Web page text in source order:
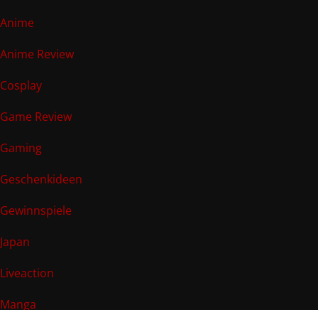
Anime
Anime Review
Cosplay
Game Review
Gaming
Geschenkideen
Gewinnspiele
Japan
Liveaction
Manga